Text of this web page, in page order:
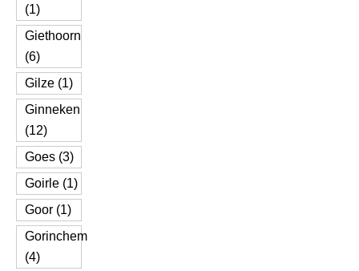
(1)
Giethoorn
(6)
Gilze (1)
Ginneken
(12)
Goes (3)
Goirle (1)
Goor (1)
Gorinchem
(4)